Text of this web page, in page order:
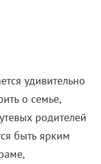
специалистов
монолог,
не все на этом
разумом